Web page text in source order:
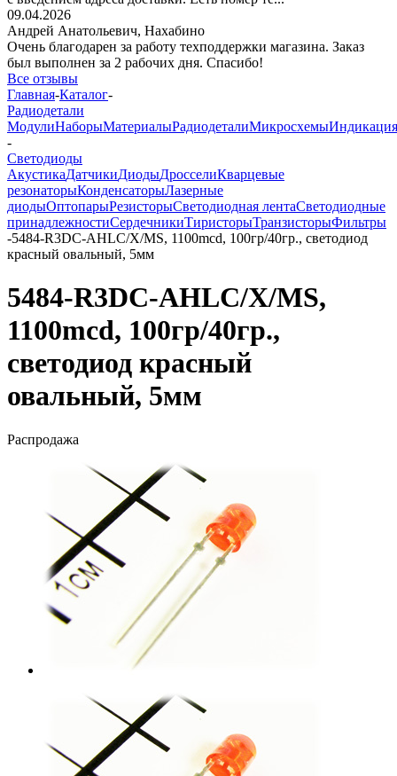
09.04.2026
Андрей Анатольевич, Нахабино
Очень благодарен за работу техподдержки магазина. Заказ
был выполнен за 2 рабочих дня. Спасибо!
Все отзывы
Главная-Каталог-
Радиодетали
МодулиНаборыМатериалыРадиодеталиМикросхемыИндикация
-
Светодиоды
АкустикаДатчикиДиодыДросселиКварцевые
резонаторыКонденсаторыЛазерные
диодыОптопарыРезисторыСветодиодная лентаСветодиодные
принадлежностиСердечникиТиристорыТранзисторыФильтры
-5484-R3DC-AHLC/X/MS, 1100mcd, 100гр/40гр., светодиод
красный овальный, 5мм
5484-R3DC-AHLC/X/MS,
1100mcd, 100гр/40гр.,
светодиод красный
овальный, 5мм
Распродажа